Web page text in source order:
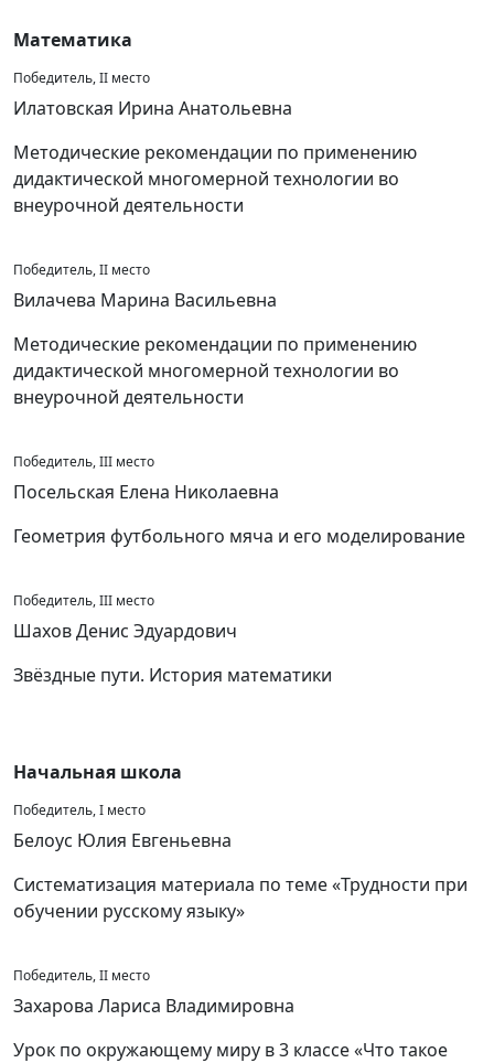
Математика
Победитель, II место
Илатовская Ирина Анатольевна
Методические рекомендации по применению
дидактической многомерной технологии во
внеурочной деятельности
Победитель, II место
Вилачева Марина Васильевна
Методические рекомендации по применению
дидактической многомерной технологии во
внеурочной деятельности
Победитель, III место
Посельская Елена Николаевна
Геометрия футбольного мяча и его моделирование
Победитель, III место
Шахов Денис Эдуардович
Звёздные пути. История математики
Начальная школа
Победитель, I место
Белоус Юлия Евгеньевна
Систематизация материала по теме «Трудности при
обучении русскому языку»
Победитель, II место
Захарова Лариса Владимировна
Урок по окружающему миру в 3 классе «Что такое